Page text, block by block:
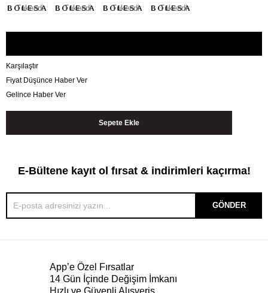
Tükendi Tükendi Tükendi Tükendi
Karşılaştır
Fiyat Düşünce Haber Ver
Gelince Haber Ver
E-Bültene kayıt ol fırsat & indirimleri kaçırma!
GÖNDER
App’e Özel Fırsatlar
14 Gün İçinde Değişim İmkanı
Hızlı ve Güvenli Alışveriş